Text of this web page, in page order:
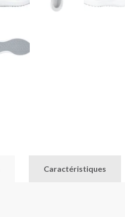
Caractéristiques